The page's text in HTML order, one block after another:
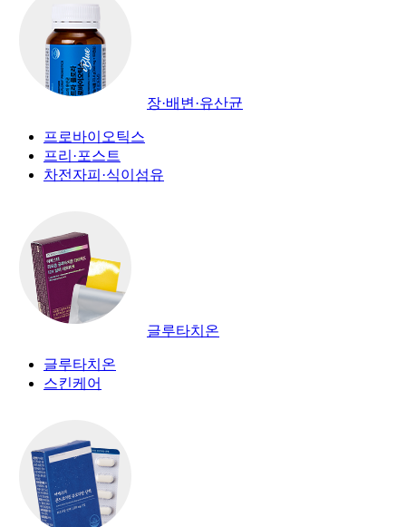
장·배변·유산균
프로바이오틱스
프리·포스트
차전자피·식이섬유
글루타치온
글루타치온
스킨케어